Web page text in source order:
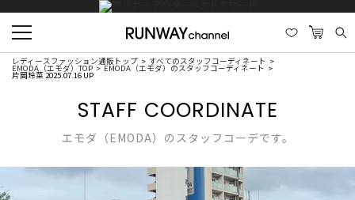
レディースファッション通販トップ すべてのスタッフコーディネート
EMODA（エモダ）TOP EMODA（エモダ）のスタッフコーディネート
片岡玲菜 2025.07.16 UP
STAFF COORDINATE
エモダ（EMODA）のスタッフコーデです。